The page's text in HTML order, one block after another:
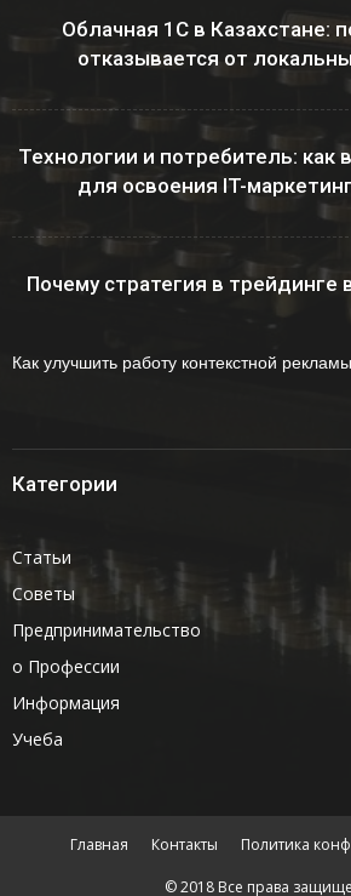
Облачная 1С в Казахстане:
отказывается от
Технологии и потребитель:
для освоения IT-
Почему стратегия в трейдинге
Как улучшить работу контекстной
Категории
Статьи
Советы
Предпринимательство
о Профессии
Информация
Учеба
Главная Контакты Политика
© 2018 Все права